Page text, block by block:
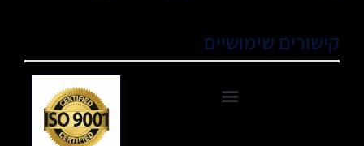
קישורים שימושיים